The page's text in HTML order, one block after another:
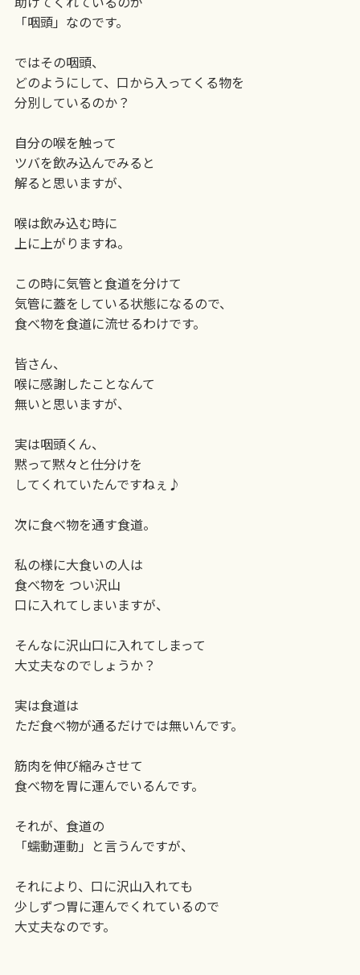
「咽頭」なのです。
ではその咽頭、
どのようにして、口から入ってくる物を
分別しているのか？
自分の喉を触って
ツバを飲み込んでみると
解ると思いますが、
喉は飲み込む時に
上に上がりますね。
この時に気管と食道を分けて
気管に蓋をしている状態になるので、
食べ物を食道に流せるわけです。
皆さん、
喉に感謝したことなんて
無いと思いますが、
実は咽頭くん、
黙って黙々と仕分けを
してくれていたんですねぇ♪
次に食べ物を通す食道。
私の様に大食いの人は
食べ物を つい沢山
口に入れてしまいますが、
そんなに沢山口に入れてしまって
大丈夫なのでしょうか？
実は食道は
ただ食べ物が通るだけでは無いんです。
筋肉を伸び縮みさせて
食べ物を胃に運んでいるんです。
それが、食道の
「蠕動運動」と言うんですが、
それにより、口に沢山入れても
少しずつ胃に運んでくれているので
大丈夫なのです。